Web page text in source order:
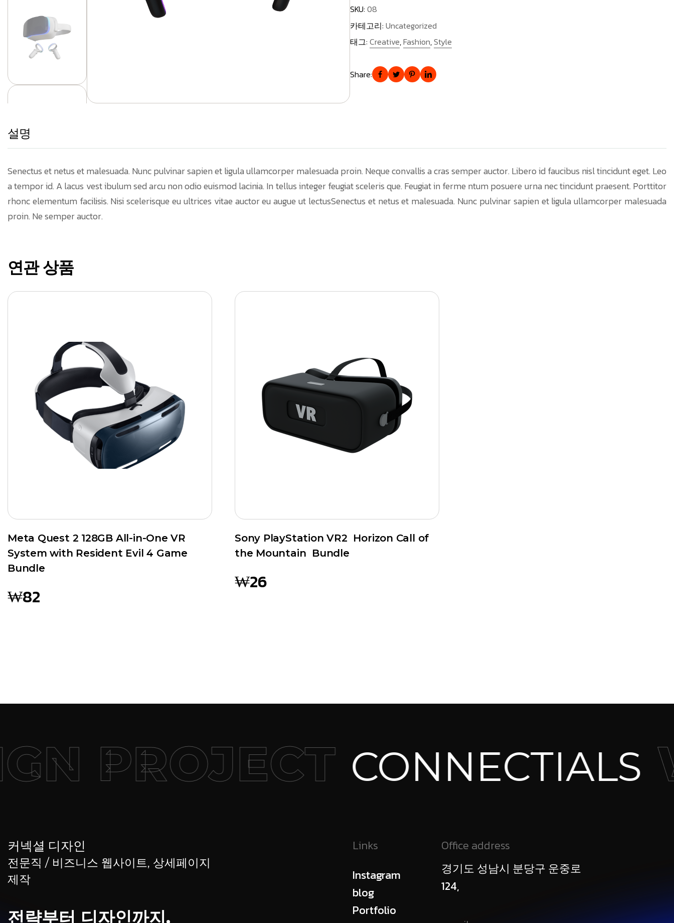
SKU: 08
카테고리: Uncategorized
태그: Creative,Fashion,Style
Share:
설명
Senectus et netus et malesuada. Nunc pulvinar sapien et ligula ullamcorper malesuada proin. Neque convallis a cras semper auctor. Libero id faucibus nisl tincidunt eget. Leo
a tempor id. A lacus vest ibulum sed arcu non odio euismod lacinia. In tellus integer feugiat sceleris que. Feugiat in ferme ntum posuere urna nec tincidunt praesent. Porttitor
rhonc elementum facilisis. Nisi scelerisque eu ultrices vitae auctor eu augue ut lectusSenectus et netus et malesuada. Nunc pulvinar sapien et ligula ullamcorper malesuada
proin. Ne semper auctor.
연관 상품
Meta Quest 2 128GB All-in-One VR
System with Resident Evil 4 Game
Bundle
₩82
Sony PlayStation VR2 Horizon Call of
the Mountain Bundle
₩26
PROJECTCONNECTIALS
커넥셜 디자인
전문직 / 비즈니스 웹사이트, 상세페이지
제작
전략부터 디자인까지,
Links
Instagram
blog
Portfolio
Office address
경기도 성남시 분당구 운중로
124,